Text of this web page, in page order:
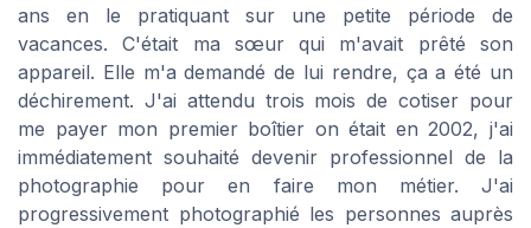
ans en le pratiquant sur une petite période de
vacances. C'était ma sœur qui m'avait prêté son
appareil. Elle m'a demandé de lui rendre, ça a été un
déchirement. J'ai attendu trois mois de cotiser pour
me payer mon premier boîtier on était en 2002, j'ai
immédiatement souhaité devenir professionnel de la
photographie pour en faire mon métier. J'ai
progressivement photographié les personnes auprès